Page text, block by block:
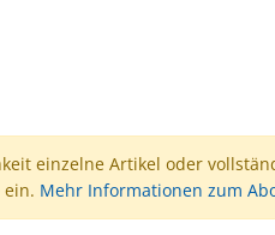
einzelne Artikel oder
ein. Mehr Informationen zum